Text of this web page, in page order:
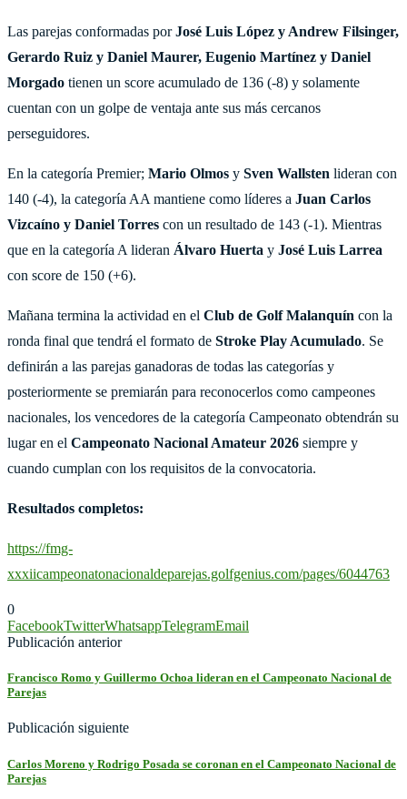
Las parejas conformadas porJosé Luis López y Andrew Filsinger,
Gerardo Ruiz y Daniel Maurer, Eugenio Martínez y Daniel
Morgado tienen un score acumulado de 136 (-8) y solamente
cuentan con un golpe de ventaja ante sus más cercanos
perseguidores.
En la categoría Premier; Mario Olmos y Sven Wallsten lideran con
140 (-4), la categoría AA mantiene como líderes a Juan Carlos
Vizcaíno y Daniel Torres con un resultado de 143 (-1). Mientras
que en la categoría A lideran Álvaro Huerta y José Luis Larrea
con score de 150 (+6).
Mañana termina la actividad en el Club de Golf Malanquín con la
ronda final que tendrá el formato de Stroke Play Acumulado. Se
definirán a las parejas ganadoras de todas las categorías y
posteriormente se premiarán para reconocerlos como campeones
nacionales, los vencedores de la categoría Campeonato obtendrán su
lugar en el Campeonato Nacional Amateur 2026 siempre y
cuando cumplan con los requisitos de la convocatoria.
Resultados completos:
https://fmg-
xxxiicampeonatonacionaldeparejas.golfgenius.com/pages/6044763
0
FacebookTwitterWhatsappTelegramEmail
Publicación anterior
Francisco Romo y Guillermo Ochoa lideran en el Campeonato Nacional de
Parejas
Publicación siguiente
Carlos Moreno y Rodrigo Posada se coronan en el Campeonato Nacional de
Parejas